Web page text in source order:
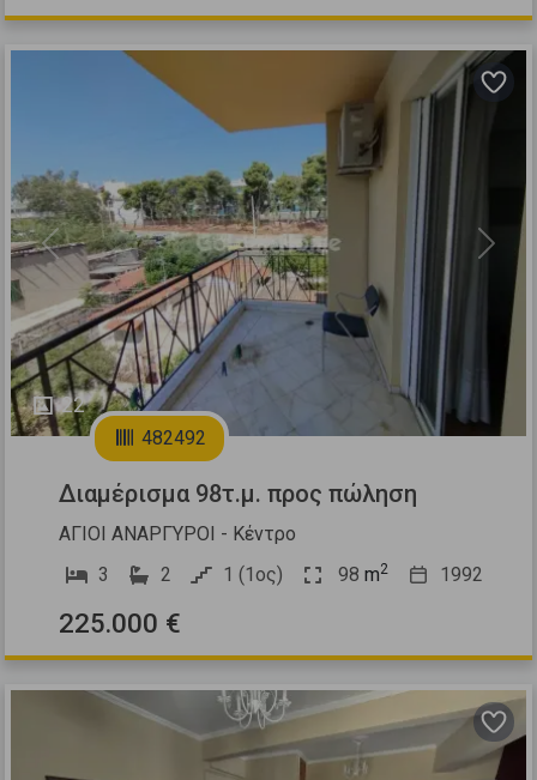
22
Previous Next
482492
Διαμέρισμα 98τ.μ. προς πώληση
ΑΓΙΟΙ ΑΝΑΡΓΥΡΟΙ - Κέντρο
3
2 1 (1ος) 98 m2 1992
225.000 €